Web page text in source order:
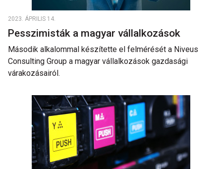
2023. ÁPRILIS 14.
Pesszimisták a magyar vállalkozások
Második alkalommal készítette el felmérését a Niveus
Consulting Group a magyar vállalkozások gazdasági
várakozásairól.